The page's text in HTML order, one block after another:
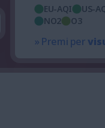
EU-AQI US-
NO2
O3
» Premi per